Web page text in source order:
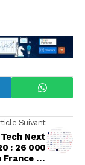
Suivant
Next
: 26 000
France et